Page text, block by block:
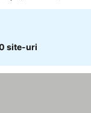
site-uri